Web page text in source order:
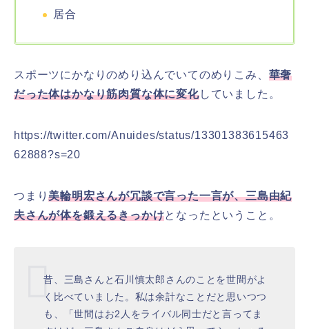
居合
スポーツにかなりのめり込んでいてのめりこみ、 華奢
だった体はかなり筋肉質な体に変化していました。
https://twitter.com/Anuides/status/13301383615463
62888?s=20
つまり美輪明宏さんが冗談で言った一言が、三島由紀
夫さんが体を鍛えるきっかけとなったということ。
昔、三島さんと石川慎太郎さんのことを世間がよ
く比べていました。私は余計なことだと思いつつ
も、「世間はお2人をライバル同士だと言ってま